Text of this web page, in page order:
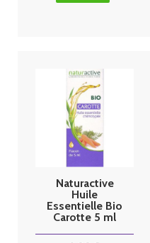
Naturactive
Huile
Essentielle Bio
Carotte 5 ml